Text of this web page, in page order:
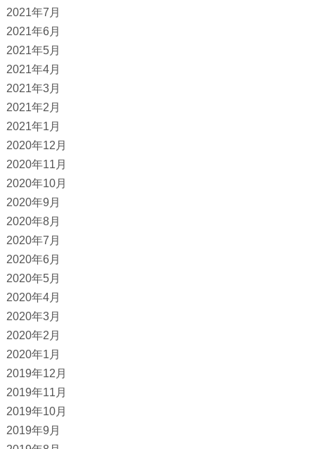
2021年7月
2021年6月
2021年5月
2021年4月
2021年3月
2021年2月
2021年1月
2020年12月
2020年11月
2020年10月
2020年9月
2020年8月
2020年7月
2020年6月
2020年5月
2020年4月
2020年3月
2020年2月
2020年1月
2019年12月
2019年11月
2019年10月
2019年9月